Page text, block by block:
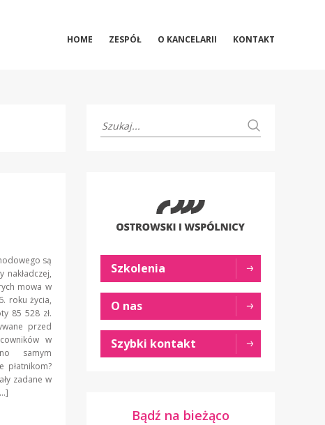
HOME ZESPÓŁ O KANCELARII KONTAKT
są
mowa w
roku życia,
85 528 zł.
przed
w
samym
płatnikom?
zadane w
Szkolenia
O nas
Szybki kontakt
Bądź na bieżąco